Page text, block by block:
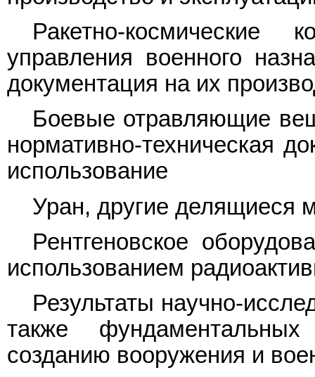
Ракетно-
управления военного
документация на их
Боевые отравляющие
нормативно-техническая
использование
Уран, другие делящиеся
Рентгеновское
использованием
Результаты научно-
также
созданию вооружения и